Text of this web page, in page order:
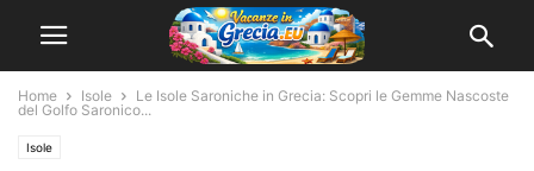
Home Isole
Le Isole Saroniche in Grecia: Scopri le Gemme Nascoste
del Golfo Saronico...
Isole